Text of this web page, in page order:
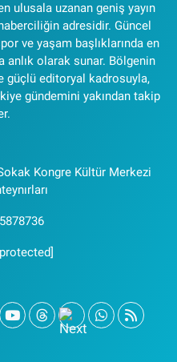
ulusala uzanan geniş yayın
adresidir. Güncel
ve yaşam başlıklarında en
anlık olarak sunar. Bölgenin
güçlü editoryal kadrosuyla,
gündemini yakından takip
Kongre Kültür Merkezi